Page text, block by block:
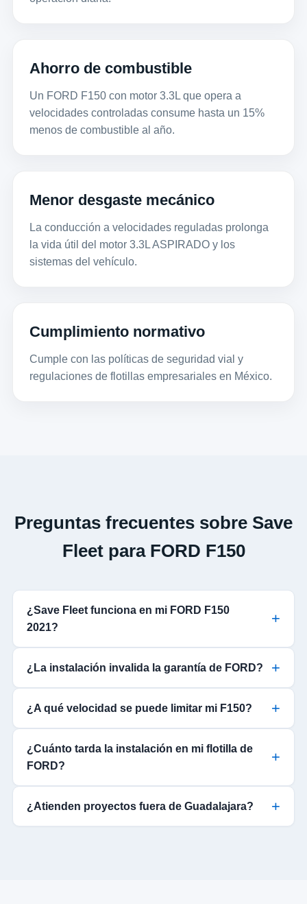
Ahorro de combustible
Un FORD F150 con motor 3.3L que opera a
velocidades controladas consume hasta un 15%
menos de combustible al año.
Menor desgaste mecánico
La conducción a velocidades reguladas prolonga
la vida útil del motor 3.3L ASPIRADO y los
sistemas del vehículo.
Cumplimiento normativo
Cumple con las políticas de seguridad vial y
regulaciones de flotillas empresariales en México.
Preguntas frecuentes sobre Save
Fleet para FORD F150
¿Save Fleet funciona en mi FORD F150
2021?
¿La instalación invalida la garantía de FORD?
¿A qué velocidad se puede limitar mi F150?
¿Cuánto tarda la instalación en mi flotilla de
FORD?
¿Atienden proyectos fuera de Guadalajara?